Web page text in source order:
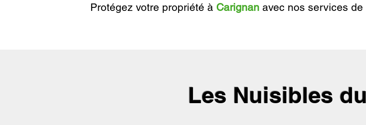
Protégez votre propriété à Carignan avec nos services
Les Nuisibles